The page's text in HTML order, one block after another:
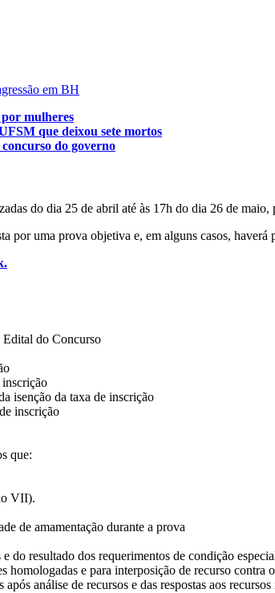
em BH
mulheres
que deixou sete mortos
do governo
do dia 25 de abril até às 17h do dia 26 de
por uma prova objetiva e, em alguns casos, haverá
Edital do Concurso
isenção da taxa de inscrição
inscrição
que:
VII).
de amamentação durante a prova
resultado dos requerimentos de condição
e para interposição de recurso
análise de recursos e das respostas aos